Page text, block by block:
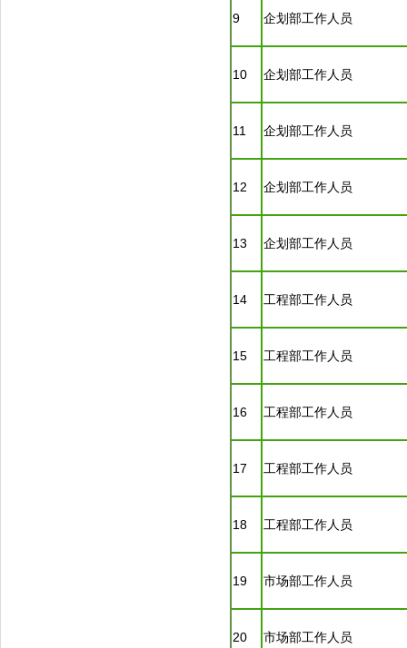
9 企划部工作人员
10 企划部工作人员
11 企划部工作人员
12 企划部工作人员
13 企划部工作人员
14 工程部工作人员
15 工程部工作人员
16 工程部工作人员
17 工程部工作人员
18 工程部工作人员
19 市场部工作人员
20 市场部工作人员